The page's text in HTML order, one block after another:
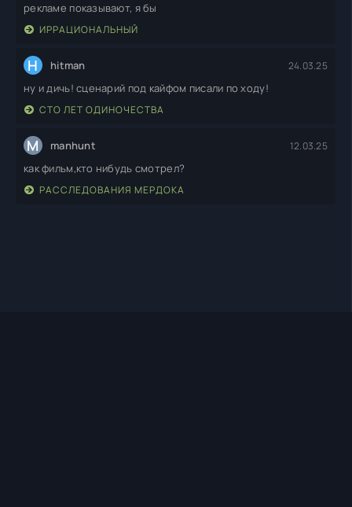
рекламе показывают, я бы
ИРРАЦИОНАЛЬНЫЙ
H hitman 24.03.25
ну и дичь! сценарий под кайфом писали по ходу!
СТО ЛЕТ ОДИНОЧЕСТВА
M manhunt 12.03.25
как фильм,кто нибудь смотрел?
РАССЛЕДОВАНИЯ МЕРДОКА